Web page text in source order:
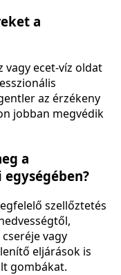
a
vagy ecet-víz oldat
az érzékeny
jobban megvédik
a
szellőztetés
vagy
eljárások is
gombákat.